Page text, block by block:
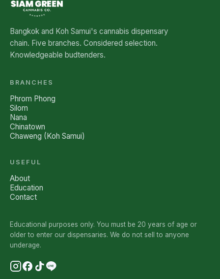
Bangkok and Koh Samui's cannabis dispensary
chain. Five branches. Considered selection.
Knowledgeable budtenders.
BRANCHES
Phrom Phong
Silom
Nana
Chinatown
Chaweng (Koh Samui)
USEFUL
About
Education
Contact
Educational purposes only. You must be 20 years of age or
older to enter our dispensaries. We do not sell to anyone
underage.